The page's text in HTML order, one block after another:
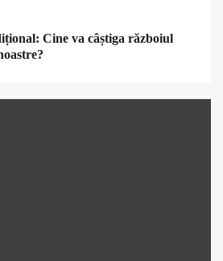
Cine va câștiga războiul